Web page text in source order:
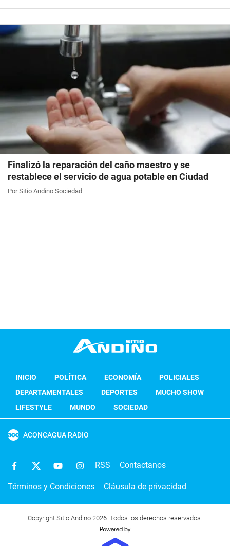
Finalizó la reparación del caño maestro y se
restablece el servicio de agua potable en Ciudad
Por Sitio Andino Sociedad
INICIO POLÍTICA ECONOMÍA
POLICIALES
DEPARTAMENTALES
DEPORTES
MUCHO SHOW
LIFESTYLE
MUNDO SOCIEDAD
ACONCAGUA RADIO
RSS Contactanos
Términos y Condiciones Cláusula de privacidad
Copyright Sitio Andino 2026. Todos los derechos reservados.